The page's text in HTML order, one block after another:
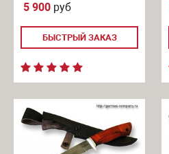
5 900 руб
БЫСТРЫЙ ЗАКАЗ